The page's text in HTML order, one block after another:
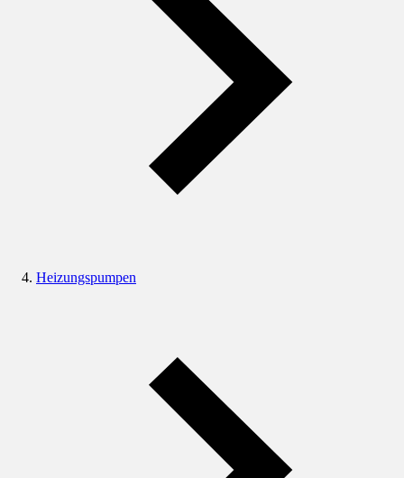
Heizungspumpen